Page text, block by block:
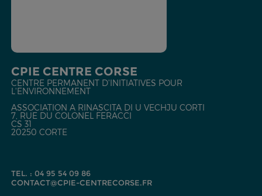
CPIE CENTRE CORSE
CENTRE PERMANENT D'INITIATIVES POUR
L'ENVIRONNEMENT
ASSOCIATION A RINASCITA DI U VECHJU CORTI
7, RUE DU COLONEL FERACCI
CS 31
20250 CORTE
TEL. : 04 95 54 09 86
CONTACT@CPIE-CENTRECORSE.FR